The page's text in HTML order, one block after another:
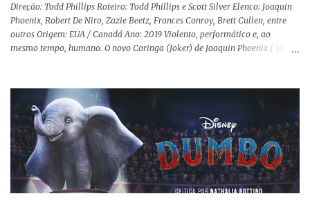
Direção: Todd Phillips Roteiro: Todd Phillips e Scott Silver Elenco: Joaquin
Phoenix, Robert De Niro, Zazie Beetz, Frances Conroy, Brett Cullen, entre
outros Origem: EUA / Canadá Ano: 2019 Violento, performático e, ao
mesmo tempo, humano. O novo Coringa (Joker) de Joaquin Phoenix ( Você
Comics . É importante ressaltar que este não é um filme de herói. E muito
menos de vilão. O longa de Todd Phillips (Se Beber, Não Case!) segue uma
trajetória profunda do reflexo da corrupção da sociedade na vida de um ser
humano, capaz de causar perturbação e desconforto do inicio ao fim da
projeção, e por mais um bom tempo após deixar o cinema. Trata-se de
uma obra difícil de ser "digerida", pois lida com temas sensíveis, como
abuso, doença mental, bullying e violência física. Todo esse turbilhão de
informações molda a mente d...